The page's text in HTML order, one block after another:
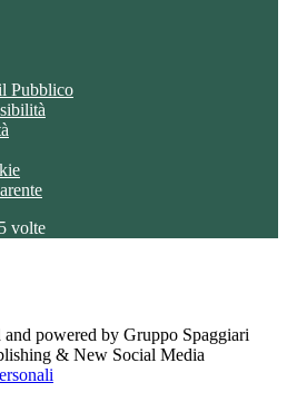
Pubblico
volte
powered by Gruppo Spaggiari
& New Social Media